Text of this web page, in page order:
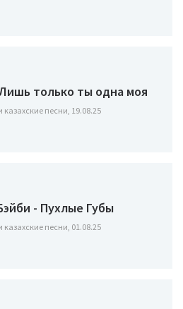
только ты одна моя
казахские песни, 19.08.25
- Пухлые Губы
казахские песни, 01.08.25